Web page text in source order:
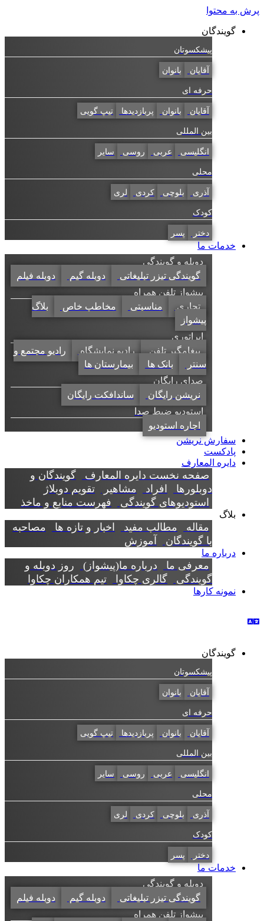
به محتوا
گویندگان
پیشکسوتان
بانوان
حرفه ای
بانوان پربازدیدها تیپ گویی
بین المللی
انگلیسی عربی روسی سایر
محلی
بلوچی کردی لری
کودک
پسر
خدمات ما
دوبله و گویندگی
گویندگی تیزر تبلیغاتی
دوبله گیم
دوبله فیلم
پیشواز تلفن همراه
تجاری
مناسبتی مخاطب خاص
بلاگ
پیشواز
اپراتوری
پیغامگیر تلفن
رادیو نمایشگاه
رادیو مجتمع و
سنتر
بانک ها
بیمارستان ها
صدای رایگان
نریشن رایگان
ساندافکت رایگان
استودیو ضبط صدا
اجاره استودیو
سفارش نریشن
پادکست
دایره المعارف
صفحه نخست دایره المعارف گویندگان و
دوبلورها
افراد مشاهیر تقویم دوبلاژ
استودیوهای گویندگی فهرست منابع و ماخذ
بلاگ
مقاله مطالب مفید اخبار و تازه ها
مصاحبه
با گویندگان آموزش
درباره ما
معرفی ما درباره ما(پیشواز)
روز دوبله و
گویندگی گالری چکاوا تیم همکاران چکاوا
نمونه کارها
گویندگان
پیشکسوتان
بانوان
حرفه ای
بانوان پربازدیدها تیپ گویی
بین المللی
انگلیسی عربی روسی سایر
محلی
بلوچی کردی لری
کودک
پسر
خدمات ما
دوبله و گویندگی
گویندگی تیزر تبلیغاتی
دوبله گیم
دوبله فیلم
پیشواز تلفن همراه